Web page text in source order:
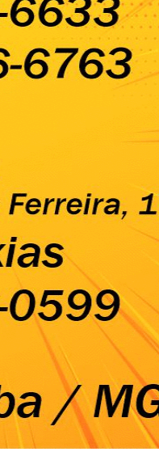
durante a
(DEM-RJ),
uma política
já tem
pela pandemia
60 dias do
meses e
mesma pressão,
da Agência
Gazeta do Povo